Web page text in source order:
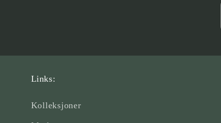
Links:
Kolleksjoner